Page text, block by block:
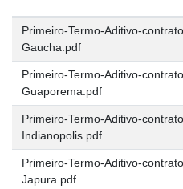
Primeiro-Termo-Aditivo-
Gaucha.pdf
Primeiro-Termo-Aditivo-
Guaporema.pdf
Primeiro-Termo-Aditivo-
Indianopolis.pdf
Primeiro-Termo-Aditivo-
Japura.pdf